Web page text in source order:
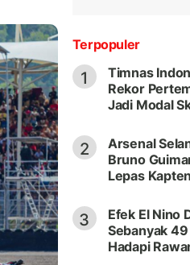
Terpopuler
1
Timnas
Rekor
Jadi Modal
2
Arsenal
Bruno
Lepas
3
Efek El Nino
Sebanyak
Hadapi